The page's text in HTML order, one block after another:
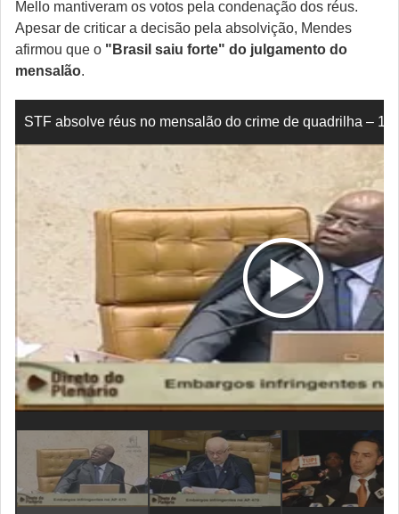
Mello mantiveram os votos pela condenação dos réus.
Apesar de criticar a decisão pela absolvição, Mendes
afirmou que o "Brasil saiu forte" do julgamento do
mensalão.
STF absolve réus no mensalão do crime de quadrilha – 11